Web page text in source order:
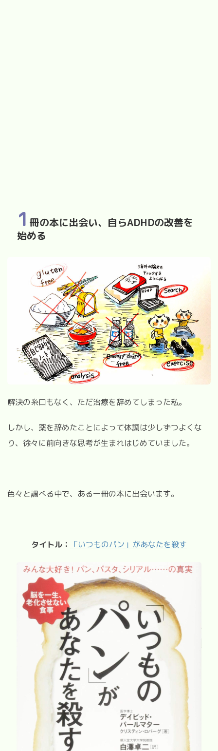
1 冊の本に出会い、自らADHDの改善を
始める
解決の糸口もなく、ただ治療を辞めてしまった私。
しかし、薬を辞めたことによって体調は少しずつよくな
り、徐々に前向きな思考が生まれはじめていました。
色々と調べる中で、ある一冊の本に出会います。
タイトル： 「いつものパン」があなたを殺す